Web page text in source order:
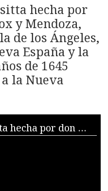
hecha por
y Mendoza,
de los Ángeles,
España y la
de 1645
la Nueva
Legajo sobre la visitta hecha por don Juan de Palafox y Mendoza, obispo de la Puebla de los Ángeles, al virrey de la Nueva España y la audiencia en los años de 1645 hasta 647 tocante a la Nueva España